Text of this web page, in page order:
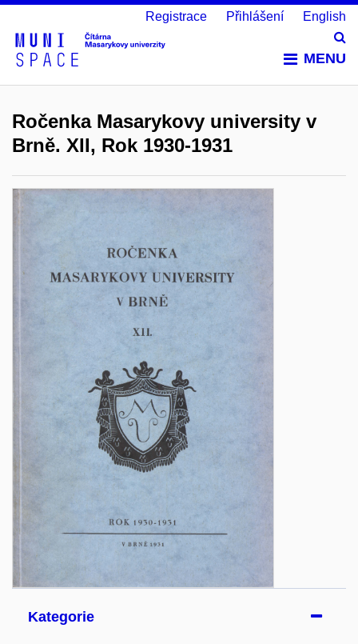
MENU
Registrace Přihlášení English
Ročenka Masarykovy university v
Brně. XII, Rok 1930-1931
Kategorie